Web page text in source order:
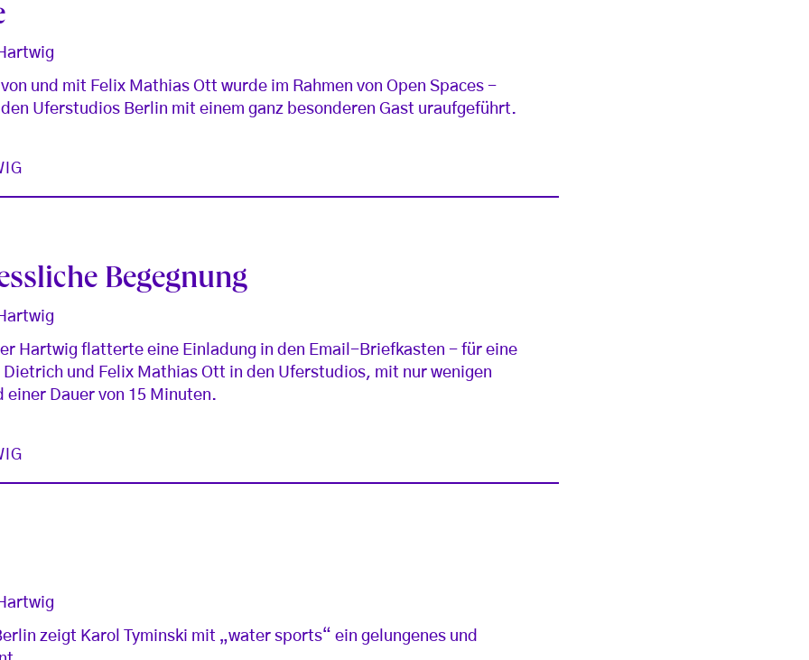
und mit Felix Mathias Ott wurde im Rahmen von Open Spaces -
Uferstudios Berlin mit einem ganz besonderen Gast uraufgeführt.
Begegnung
Hartwig flatterte eine Einladung in den Email-Briefkasten - für eine
Dietrich und Felix Mathias Ott in den Uferstudios, mit nur wenigen
einer Dauer von 15 Minuten.
zeigt Karol Tyminski mit „water sports“ ein gelungenes und